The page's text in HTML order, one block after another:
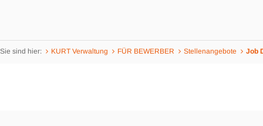
Sie sind hier: KURT Verwaltung FÜR BEWERBER Stellen­angebote Job